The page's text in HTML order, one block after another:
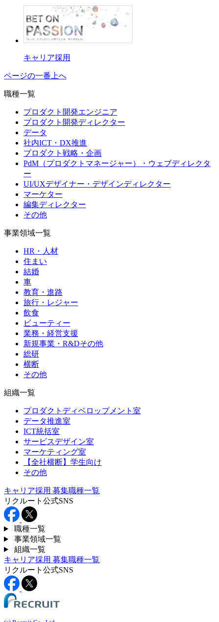
キャリア採用
ページの一番上へ
職種一覧
プロダクト開発エンジニア
プロダクト開発ディレクター
データ
社内ICT・DX推進
プロダクト戦略・企画
PdM（プロダクトマネージャー）・ウェブディレクタ
ー
UI/UXデザイナー・デザインディレクター
マーケター
編集ディレクター
その他
事業領域一覧
HR・人材
住まい
結婚
車
教育・進路
旅行・レジャー
飲食
ビューティー
業務・経営支援
新規事業・R&Dその他
総研
横断
その他
組織一覧
プロダクトディベロップメント室
データ推進室
ICT統括室
サービスデザイン室
マーケティング室
【全社横断】学生向け
その他
キャリア採用 募集職種一覧
リクルート公式SNS
職種一覧
事業領域一覧
組織一覧
キャリア採用 募集職種一覧
リクルート公式SNS